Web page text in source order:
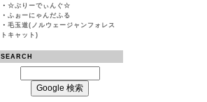
・ ☆ぶりーでぃんぐ☆
・ ふぉーにゃんだふる
・ 毛玉道(ノルウェージャンフォレス
トキャット)
SEARCH